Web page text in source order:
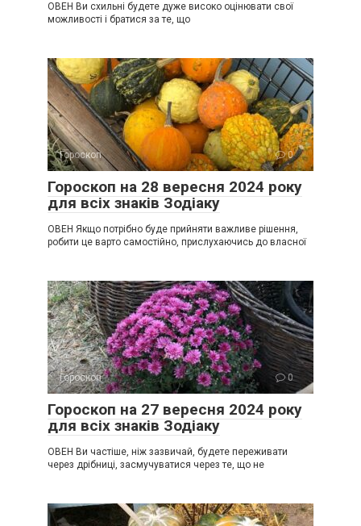
ОВЕН Ви схильні будете дуже високо оцінювати свої
можливості і братися за те, що
Гороскоп 0
Гороскоп на 28 вересня 2024 року
для всіх знаків Зодіаку
ОВЕН Якщо потрібно буде прийняти важливе рішення,
робити це варто самостійно, прислухаючись до власної
Гороскоп 0
Гороскоп на 27 вересня 2024 року
для всіх знаків Зодіаку
ОВЕН Ви частіше, ніж зазвичай, будете переживати
через дрібниці, засмучуватися через те, що не